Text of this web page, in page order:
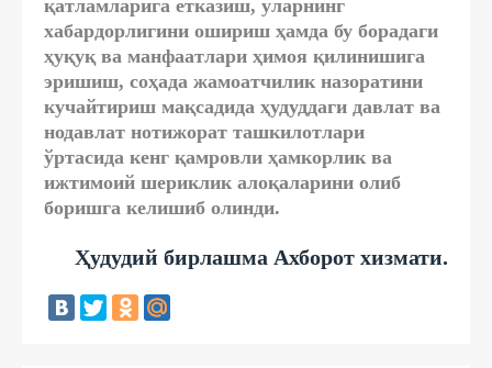
қатламларига етказиш, уларнинг
хабардорлигини ошириш ҳамда бу борадаги
ҳуқуқ ва манфаатлари ҳимоя қилинишига
эришиш, соҳада жамоатчилик назоратини
кучайтириш мақсадида ҳудуддаги давлат ва
нодавлат нотижорат ташкилотлари
ўртасида кенг қамровли ҳамкорлик ва
ижтимоий шериклик алоқаларини олиб
боришга келишиб олинди.
Ҳудудий бирлашма Ахборот хизмати.